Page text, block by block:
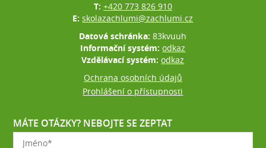
T: +420 773 826 910
E:skolazachlumi@zachlumi.cz
Datová schránka:83kvuuh
Informační systém:odkaz
Vzdělávací systém:odkaz
Ochrana osobních údajů
Prohlášení o přístupnosti
MÁTE OTÁZKY? NEBOJTE SE ZEPTAT